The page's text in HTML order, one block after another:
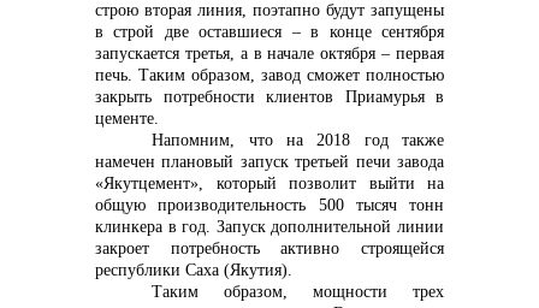
строю вторая линия, поэтапно будут запущены
в строй две оставшиеся – в конце сентября
запускается третья, а в начале октября – первая
печь. Таким образом, завод сможет полностью
закрыть потребности клиентов Приамурья в
цементе.
Напомним, что на 2018 год также
намечен плановый запуск третьей печи завода
«Якутцемент», который позволит выйти на
общую производительность 500 тысяч тонн
клинкера в год. Запуск дополнительной линии
закроет потребность активно строящейся
республики Саха (Якутия).
Таким образом, мощности трех